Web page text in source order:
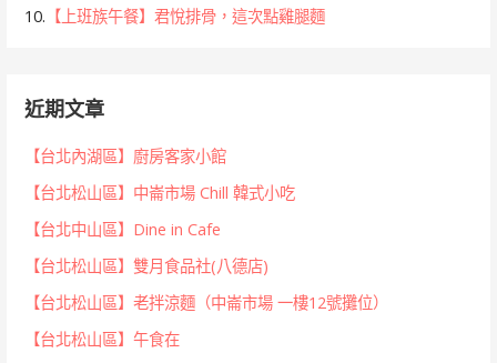
10. 【上班族午餐】君悅排骨，這次點雞腿麵
近期文章
【台北內湖區】廚房客家小館
【台北松山區】中崙市場 Chill 韓式小吃
【台北中山區】Dine in Cafe
【台北松山區】雙月食品社(八德店)
【台北松山區】老拌涼麵（中崙市場 一樓12號攤位）
【台北松山區】午食在